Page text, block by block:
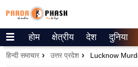
Trending on Google News
होम क्षेत्रीय देश दुनिया
हिन्दी समाचार उत्तर प्रदेश